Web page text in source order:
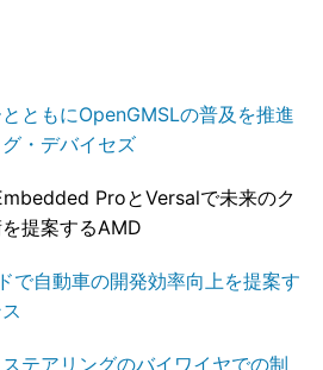
ともにOpenGMSLの普及を推進
・デバイセズ
ProとVersalで未来のク
提案するAMD
で自動車の開発効率向上を提案す
テアリングのバイワイヤでの制